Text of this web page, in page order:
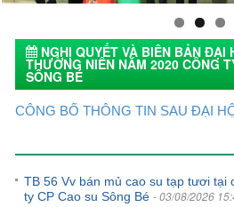
NGHỊ QUYẾT VÀ BIÊN BẢN ĐẠI
THƯỜNG NIÊN NĂM 2020 CÔNG
SÔNG BÉ
CÔNG BỐ THÔNG TIN SAU ĐẠI
TB 56 Vv bán mủ cao su tạp tươi tại
ty CP Cao su Sông Bé - 03/08/2026